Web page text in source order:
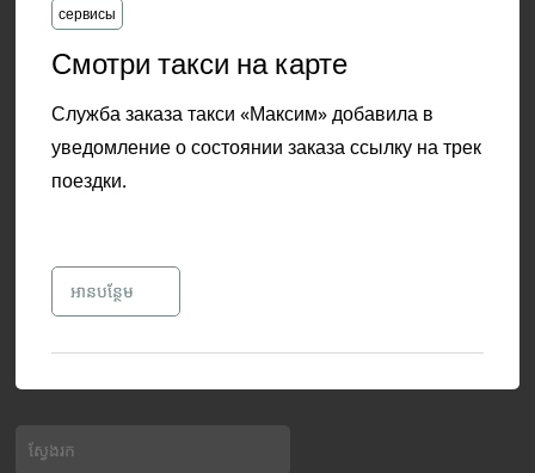
сервисы
​Смотри такси на карте
Служба заказа такси «Максим» добавила в
уведомление о состоянии заказа ссылку на трек
поездки.
អាន​បន្ថែម